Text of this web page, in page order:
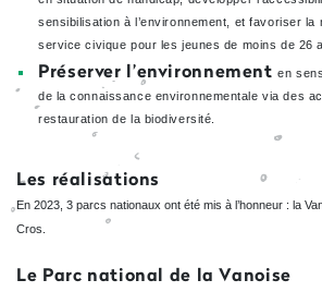
sensibilisation à l’environnement, et favoriser
service civique pour les jeunes de moins de 26
Préserver l’environnementen
de la connaissance environnementale via des
restauration de la biodiversité.
Les réalisations
En 2023, 3 parcs nationaux ont été mis à l’honneur : la
Cros.
Le Parc national de la Vanoise